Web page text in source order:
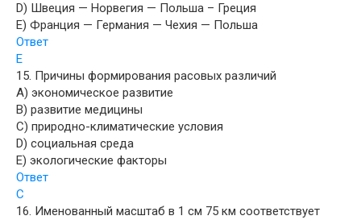
D) Швеция — Норвегия — Польша – Греция
E) Франция — Германия — Чехия — Польша
Ответ
Е
15. Причины формирования расовых различий
A) экономическое развитие
B) развитие медицины
C) природно-климатические условия
D) социальная среда
E) экологические факторы
Ответ
C
16. Именованный масштаб в 1 см 75 км соответствует